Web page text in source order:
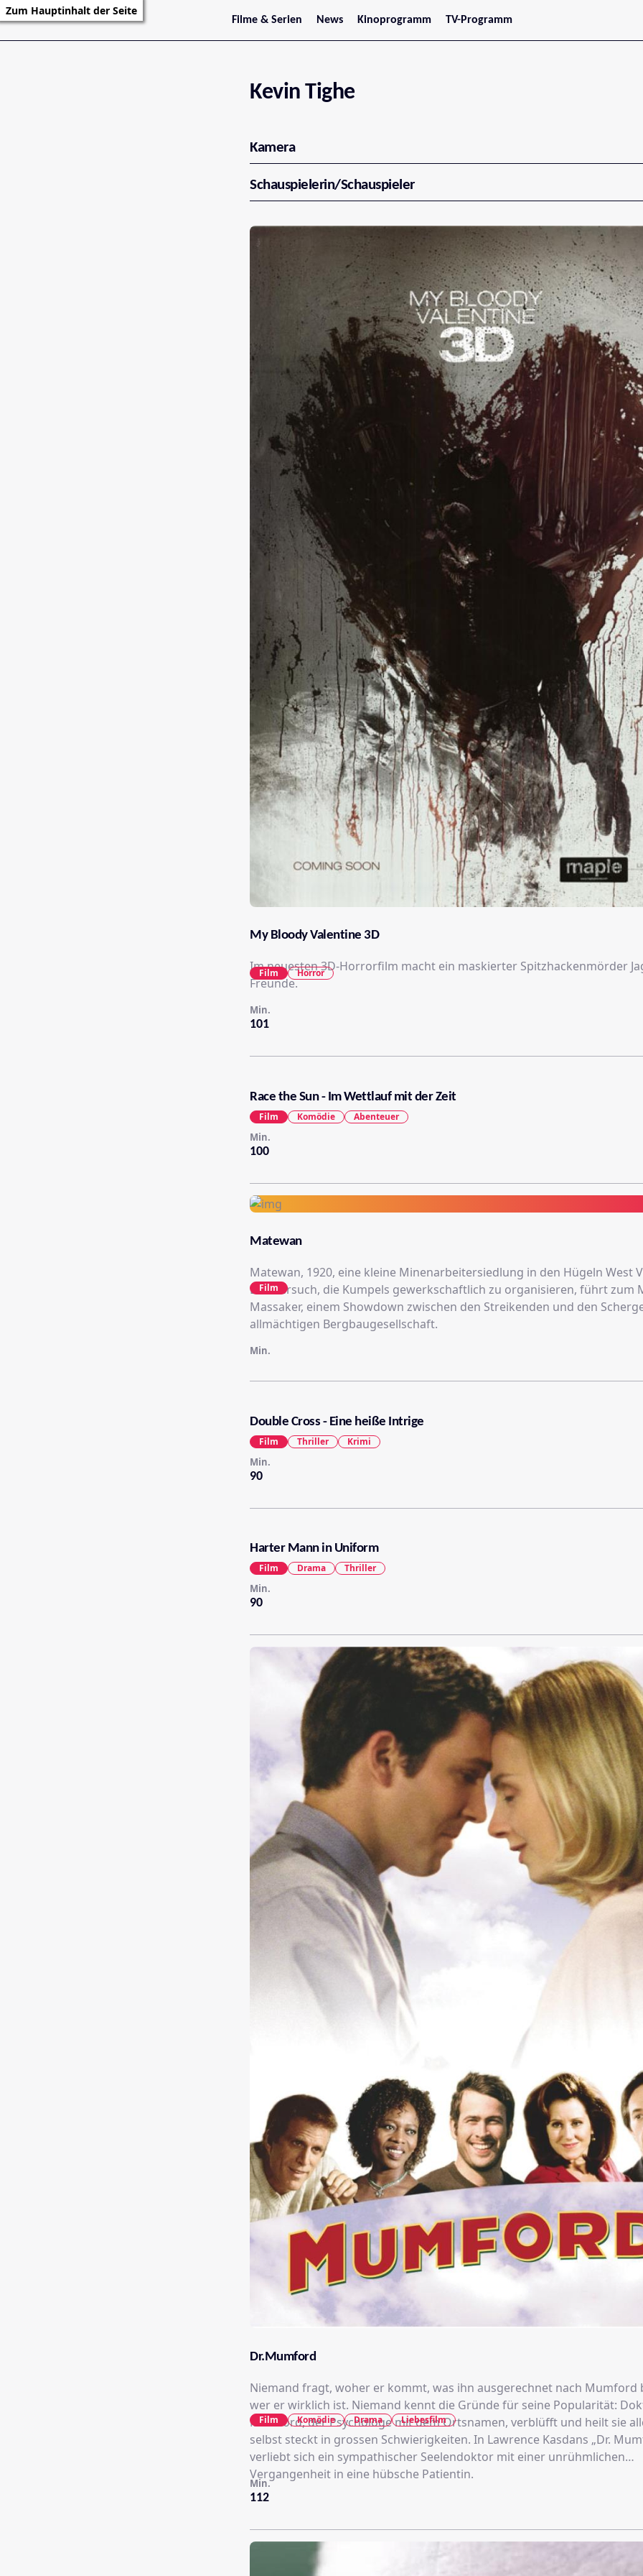
Zum Hauptinhalt der Seite
Filme & Serien
Trailer
Serienarchiv
News
Stars
Kinoprogramm
Jetzt im Kino
Tirol
Vorarlberg
TV-Programm
Kevin Tighe
Kamera
Schauspielerin/Schauspieler
My Bloody Valentine 3D
Im neuesten 3D-Horrorfilm macht ein maskierter Spitzhackenmörder
Freunde.
101
Min.
Film Horror
Race the Sun - Im Wettlauf mit der Zeit
100
Min.
Film Komödie Abenteuer
Matewan
Matewan, 1920, eine kleine Minenarbeitersiedlung in den Hügeln West
Der Versuch, die Kumpels gewerkschaftlich zu organisieren, führt zum
Massaker, einem Showdown zwischen den Streikenden und den
allmächtigen Bergbaugesellschaft.
Min.
Film
Double Cross - Eine heiße Intrige
90
Min.
Film Thriller Krimi
Harter Mann in Uniform
90
Min.
Film Drama Thriller
Dr.Mumford
Niemand fragt, woher er kommt, was ihn ausgerechnet nach Mumford
wer er wirklich ist. Niemand kennt die Gründe für seine Popularität:
Mumford, der Psychologe mit dem Ortsnamen, verblüfft und heilt sie
selbst steckt in grossen Schwierigkeiten. In Lawrence Kasdans „Dr.
verliebt sich ein sympathischer Seelendoktor mit einer unrühmlichen
Vergangenheit in eine hübsche Patientin.
112
Min.
Film Komödie Drama Liebesfilm